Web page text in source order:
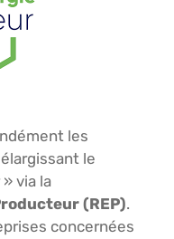
les
le
via la
(REP).
concernées